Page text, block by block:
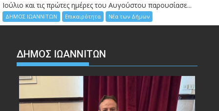
Ιούλιο και τις πρώτες ημέρες του Αυγούστου παρουσίασε...
ΔΗΜΟΣ ΙΩΑΝΝΙΤΩΝ Επικαιρότητα Νέα των Δήμων
ΔΗΜΟΣ ΙΩΑΝΝΙΤΩΝ